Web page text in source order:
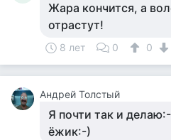
Жара кончится, а
отрастут!
8 лет 0 0
Андрей Толстый
Я почти так и
ёжик:-)